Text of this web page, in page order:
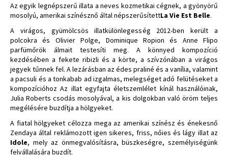
Az egyik legnépszerű illata a neves kozmetikai cégnek, a gyönyörű
mosolyú, amerikai színésznő által népszerűsítettLa Vie Est Belle.
A virágos, gyümölcsös illatkülönlegesség 2012-ben került a
polcokra és Olivier Polge, Dominique Ropion és Anne Flipo
parfümőrök álmait testesíti meg. A könnyed kompozíció
kezdésében a fekete ribizli és a körte, a szívzónában a virágos
jegyek tűnnek fel. A lezárásban az édes praliné és a vanília, valamint
a pacsuli és a tonkabab ad izgalmas, melegséget adó felütéseket a
kompozícióhoz Az illat egyfajta életszemlélet kínál használóinak,
Julia Roberts csodás mosolyával, a kis dolgokban való öröm teljes
megélésére buzdítja a hölgyeket.
A fiatal hölgyeket célozza mega az amerikai színész és énekesnő
Zendaya által reklámozott igen sikeres, friss, nőies és lágy illat az
Idole, mely az önmegvalósításra, büszkeségre, személyiségünk
felvállalására buzdít.